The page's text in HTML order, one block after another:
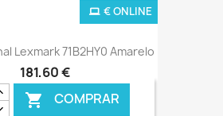
Lexmark 71B2HY0 Amarelo
181,60 €
 COMPRAR
€ ONLINE